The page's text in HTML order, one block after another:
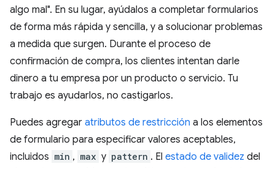
algo mal". En su lugar, ayúdalos a completar formularios
de forma más rápida y sencilla, y a solucionar problemas
a medida que surgen. Durante el proceso de
confirmación de compra, los clientes intentan darle
dinero a tu empresa por un producto o servicio. Tu
trabajo es ayudarlos, no castigarlos.
Puedes agregar atributos de restricción a los elementos
de formulario para especificar valores aceptables,
incluidos min , max y pattern . El estado de validez del